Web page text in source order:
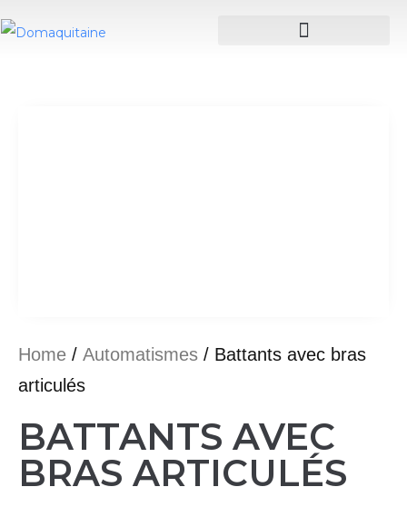
Home / Automatismes / Battants avec bras
articulés
BATTANTS AVEC
BRAS ARTICULÉS